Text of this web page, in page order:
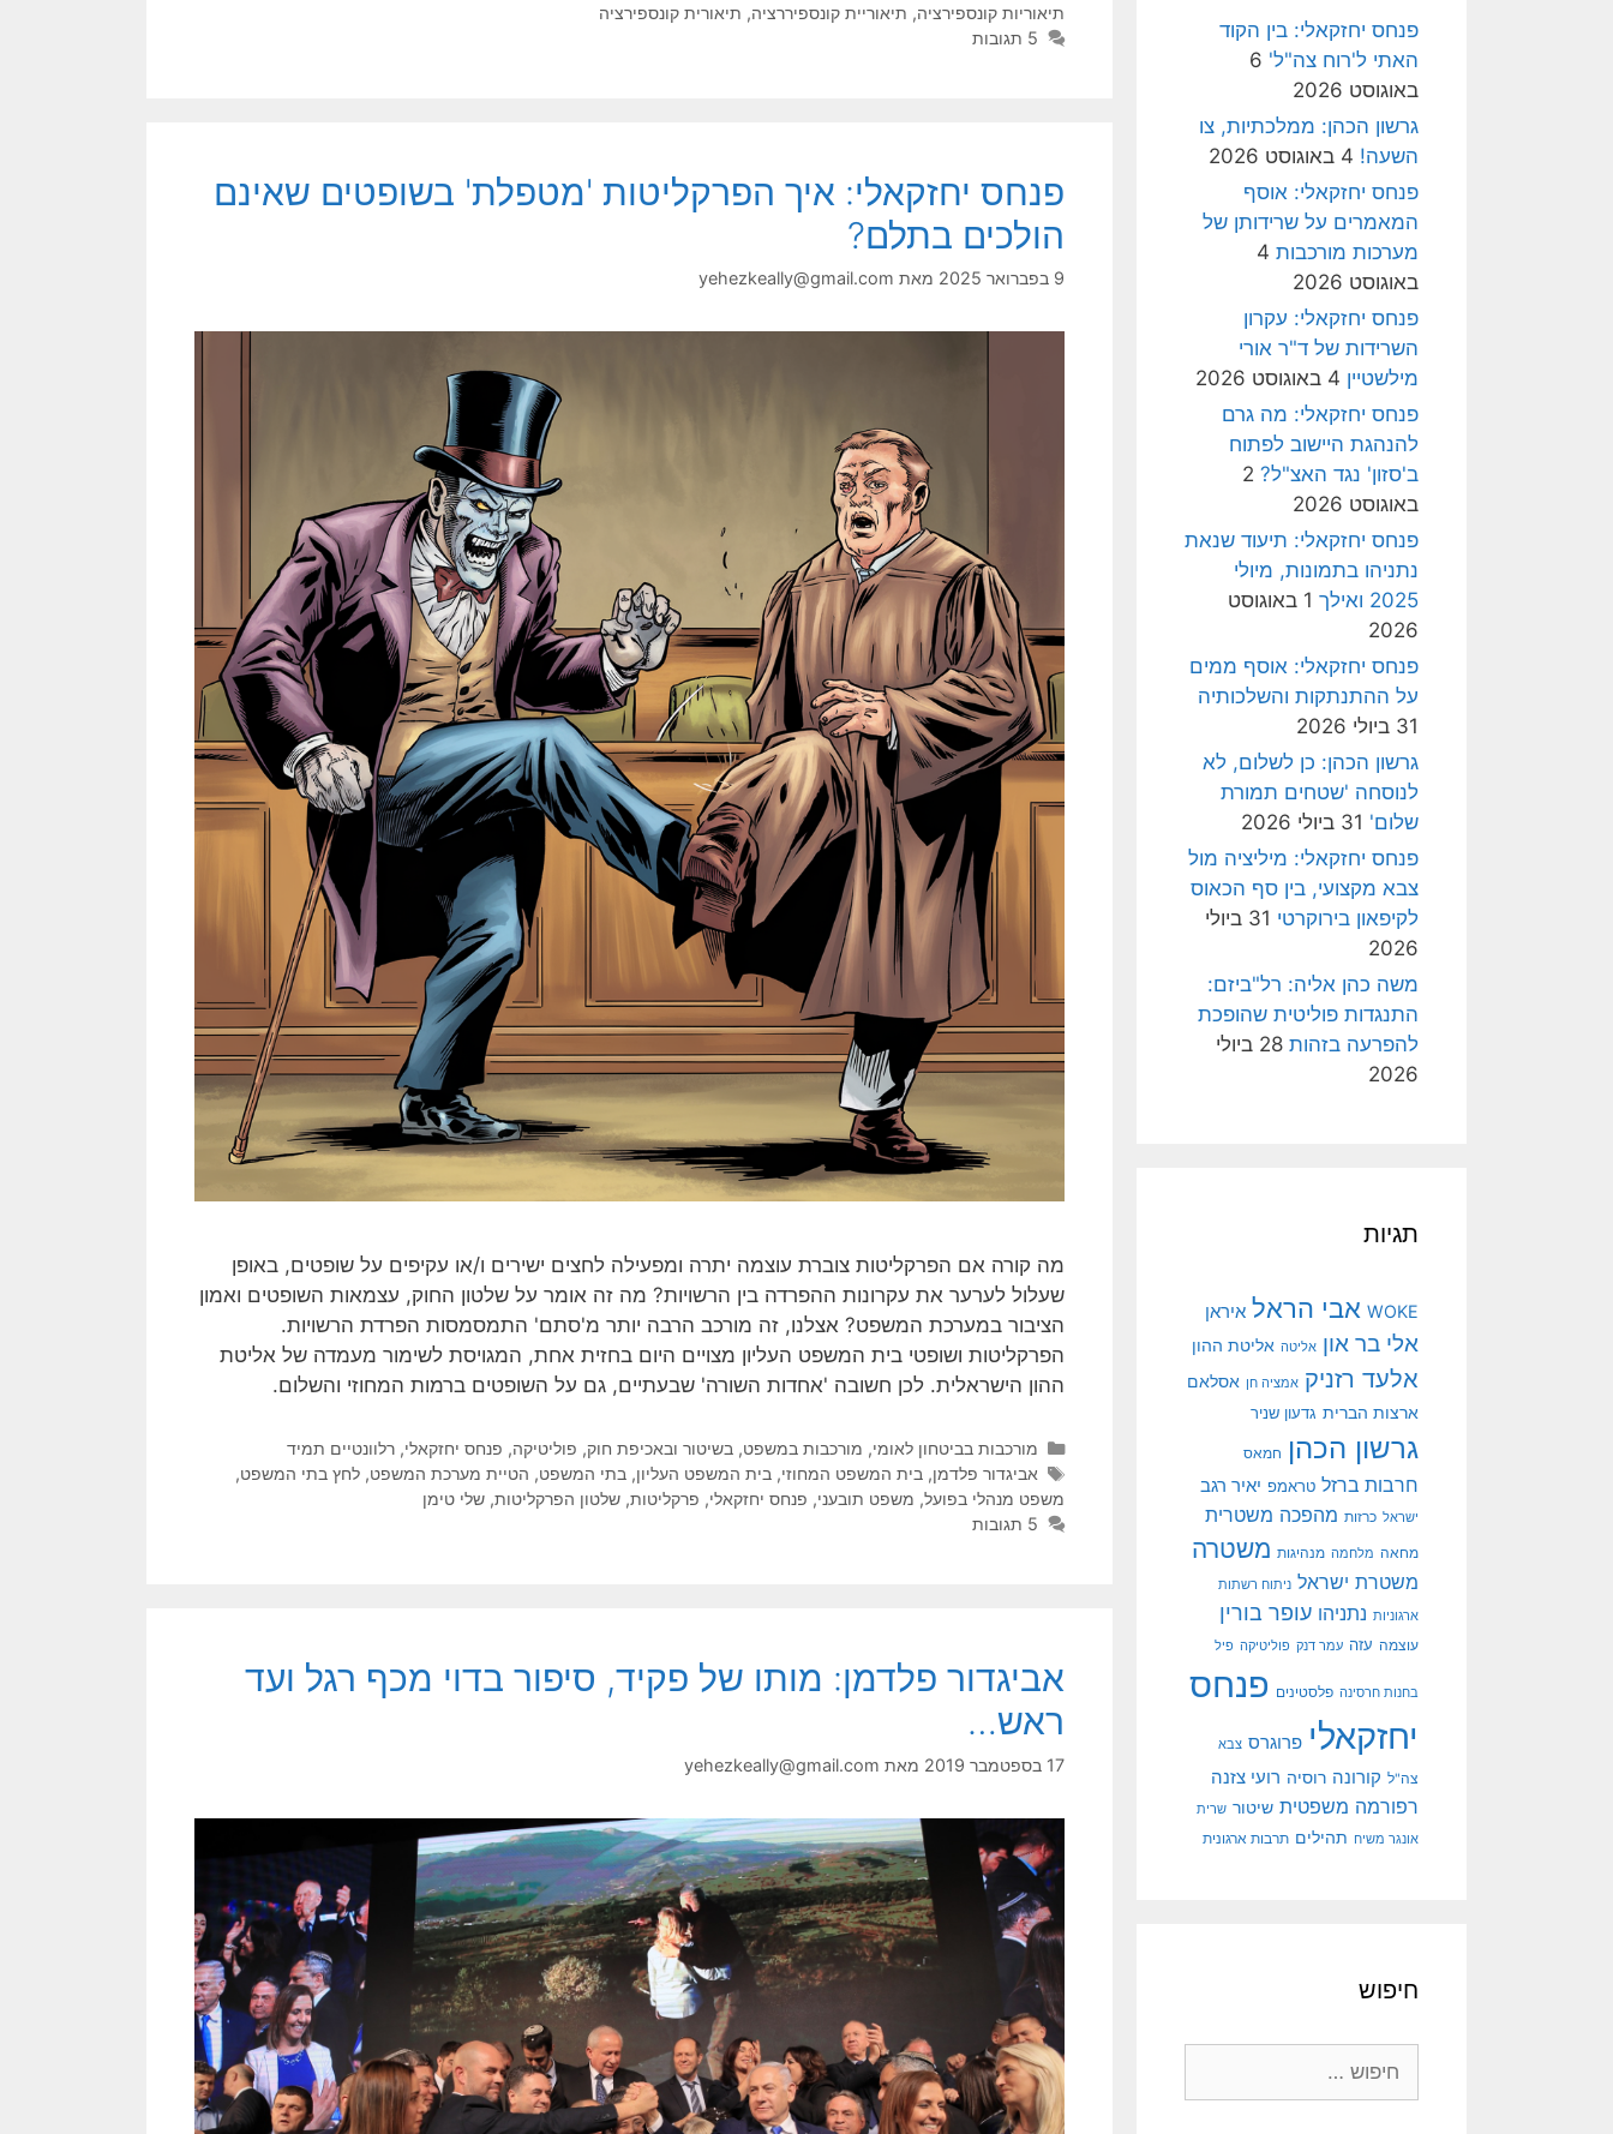
תיאוריות קונספירציה, תיאוריית קונספיררציה, תיאורית קונספירציה
5 תגובות
פנחס יחזקאלי: איך הפרקליטות 'מטפלת' בשופטים שאינם
הולכים בתלם?
9 בפברואר 2025 מאת yehezkeally@gmail.com
מה קורה אם הפרקליטות צוברת עוצמה יתרה ומפעילה לחצים ישירים ו/או עקיפים על שופטים, באופן
שעלול לערער את עקרונות ההפרדה בין הרשויות? מה זה אומר על שלטון החוק, עצמאות השופטים ואמון
הציבור במערכת המשפט? אצלנו, זה מורכב הרבה יותר מ'סתם' התמסמסות הפרדת הרשויות.
הפרקליטות ושופטי בית המשפט העליון מצויים היום בחזית אחת, המגויסת לשימור מעמדה של אליטת
ההון הישראלית. לכן חשובה 'אחדות השורה' שבעתיים, גם על השופטים ברמות המחוזי והשלום.
קטגוריות
מורכבות בביטחון לאומי, מורכבות במשפט, בשיטור ובאכיפת חוק, פוליטיקה, פנחס יחזקאלי, רלוונטיים תמיד
תגיות
אביגדור פלדמן, בית המשפט המחוזי, בית המשפט העליון, בתי המשפט, הטיית מערכת המשפט, לחץ בתי המשפט,
משפט מנהלי בפועל, משפט תובעני, פנחס יחזקאלי, פרקליטות, שלטון הפרקליטות, שלי טימן
5 תגובות
אביגדור פלדמן: מותו של פקיד, סיפור בדוי מכף רגל ועד
ראש…
17 בספטמבר 2019 מאת yehezkeally@gmail.com
פנחס יחזקאלי: בין הקוד
האתי ל'רוח צה"ל' 6
באוגוסט 2026
גרשון הכהן: ממלכתיות, צו
השעה! 4 באוגוסט 2026
פנחס יחזקאלי: אוסף
המאמרים על שרידותן של
מערכות מורכבות 4
באוגוסט 2026
פנחס יחזקאלי: עקרון
השרידות של ד"ר אורי
מילשטיין 4 באוגוסט 2026
פנחס יחזקאלי: מה גרם
להנהגת היישוב לפתוח
ב'סזון' נגד האצ"ל? 2
באוגוסט 2026
פנחס יחזקאלי: תיעוד שנאת
נתניהו בתמונות, מיולי
2025 ואילך
1 באוגוסט
2026
פנחס יחזקאלי: אוסף ממים
על ההתנתקות והשלכותיה
31 ביולי 2026
גרשון הכהן: כן לשלום, לא
לנוסחה 'שטחים תמורת
שלום' 31 ביולי 2026
פנחס יחזקאלי: מיליציה מול
צבא מקצועי, בין סף הכאוס
לקיפאון בירוקרטי
31 ביולי
2026
משה כהן אליה: רל"ביזם:
התנגדות פוליטית שהופכת
להפרעה בזהות
28 ביולי
2026
תגיות
WOKE אבי הראל איראן
אלי בר און אליטה אליטת ההון
אלעד רזניק אמציה חן אסלאם
ארצות הברית גדעון שניר
גרשון הכהן חמאס
חרבות ברזל טראמפ יאיר רגב
ישראל כרזות מהפכה משטרית
מחאה מלחמה מנהיגות משטרה
משטרת ישראל ניתוח רשתות
ארגוניות נתניהו עופר בורין
עוצמה עזה עמר דנק פוליטיקה פיל
בחנות חרסינה פלסטינים פנחס
יחזקאלי פרוגרס צבא
צה"ל קורונה רוסיה רועי צזנה
רפורמה משפטית שיטור שרית
אונגר משיח תהילים תרבות ארגונית
חיפוש